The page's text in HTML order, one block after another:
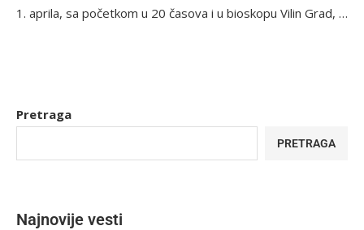
1. aprila, sa početkom u 20 časova i u bioskopu Vilin Grad, …
Pretraga
PRETRAGA
Najnovije vesti